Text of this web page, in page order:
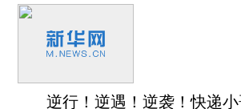
逆行！逆遇！逆袭！快递